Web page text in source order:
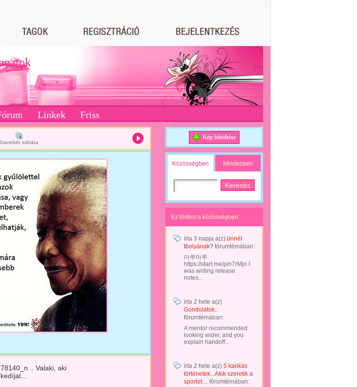
Linkek Friss
Diavetítés indítása
.. Valaki, aki
Kép feltöltése
Közösségben Mindenben
Ez történt a közösségben:
írta 3 napja a(z) ünnél
Ibolyának? fórumtémában:
마루마루
https://start.me/p/n7rMjn I
was writing release
notes...
írta 2 hete a(z)
Gondolatok..
fórumtémában:
A mentor recommended
looking wider, and you
explain handoff...
írta 2 hete a(z) 5 karikás
történetek...Akik szeretik a
sportot.... fórumtémában: